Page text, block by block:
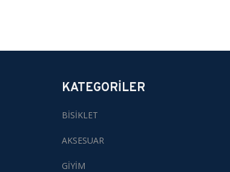
KATEGORİLER
BİSİKLET
AKSESUAR
GİYİM